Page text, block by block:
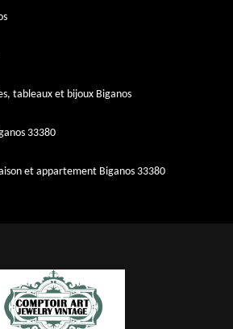
tableaux et bijoux Biganos
33380
et appartement Biganos 33380